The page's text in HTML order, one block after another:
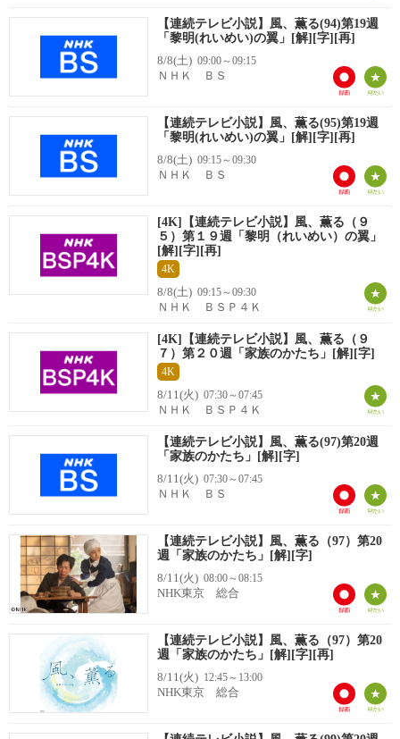
【連続テレビ小説】風、薫る(94)第19週
「黎明(れいめい)の翼」[解][字][再]
8/8(土) 09:00～09:15
ＮＨＫ ＢＳ
【連続テレビ小説】風、薫る(95)第19週
「黎明(れいめい)の翼」[解][字][再]
8/8(土) 09:15～09:30
ＮＨＫ ＢＳ
[4K]【連続テレビ小説】風、薫る（９
５）第１９週「黎明（れいめい）の翼」
[解][字][再]
4K
8/8(土) 09:15～09:30
ＮＨＫ ＢＳＰ４Ｋ
[4K]【連続テレビ小説】風、薫る（９
７）第２０週「家族のかたち」[解][字]
4K
8/11(火) 07:30～07:45
ＮＨＫ ＢＳＰ４Ｋ
【連続テレビ小説】風、薫る(97)第20週
「家族のかたち」[解][字]
8/11(火) 07:30～07:45
ＮＨＫ ＢＳ
【連続テレビ小説】風、薫る（97）第20
週「家族のかたち」[解][字]
8/11(火) 08:00～08:15
NHK東京 総合
【連続テレビ小説】風、薫る（97）第20
週「家族のかたち」[解][字][再]
8/11(火) 12:45～13:00
NHK東京 総合